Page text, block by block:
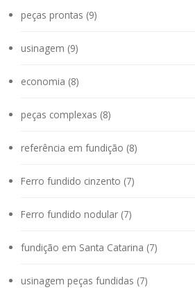
peças prontas (9)
usinagem (9)
economia (8)
peças complexas (8)
referência em fundição (8)
Ferro fundido cinzento (7)
Ferro fundido nodular (7)
fundição em Santa Catarina (7)
usinagem peças fundidas (7)